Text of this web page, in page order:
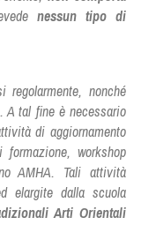
nessun tipo di
regolarmente, nonché
A tal fine è necessario
di aggiornamento
workshop
AMHA. Tali attività
elargite dalla scuola
Arti Orientali